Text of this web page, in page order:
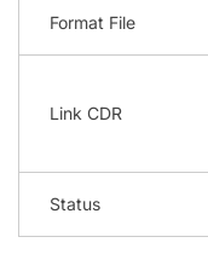
Format File
Link CDR
Status